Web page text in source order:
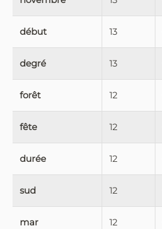
début 13
degré 13
forêt 12
fête 12
durée 12
sud 12
mar 12